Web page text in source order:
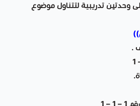
وحدتين تدريبية لتتناول موضوع
.
– 1